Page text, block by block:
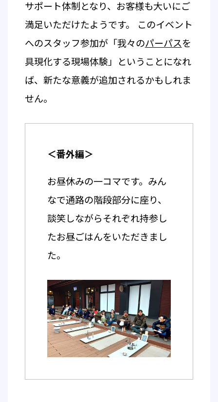
サポート体制となり、お客様も大いにご
満足いただけたようです。 このイベント
へのスタッフ参加が「我々のパーパスを
具現化する現場体験」ということになれ
ば、新たな意義が追加されるかもしれま
せん。
＜番外編＞
お昼休みの一コマです。みん
なで通路の階段部分に座り、
談笑しながらそれぞれ持参し
たお昼ごはんをいただきまし
た。